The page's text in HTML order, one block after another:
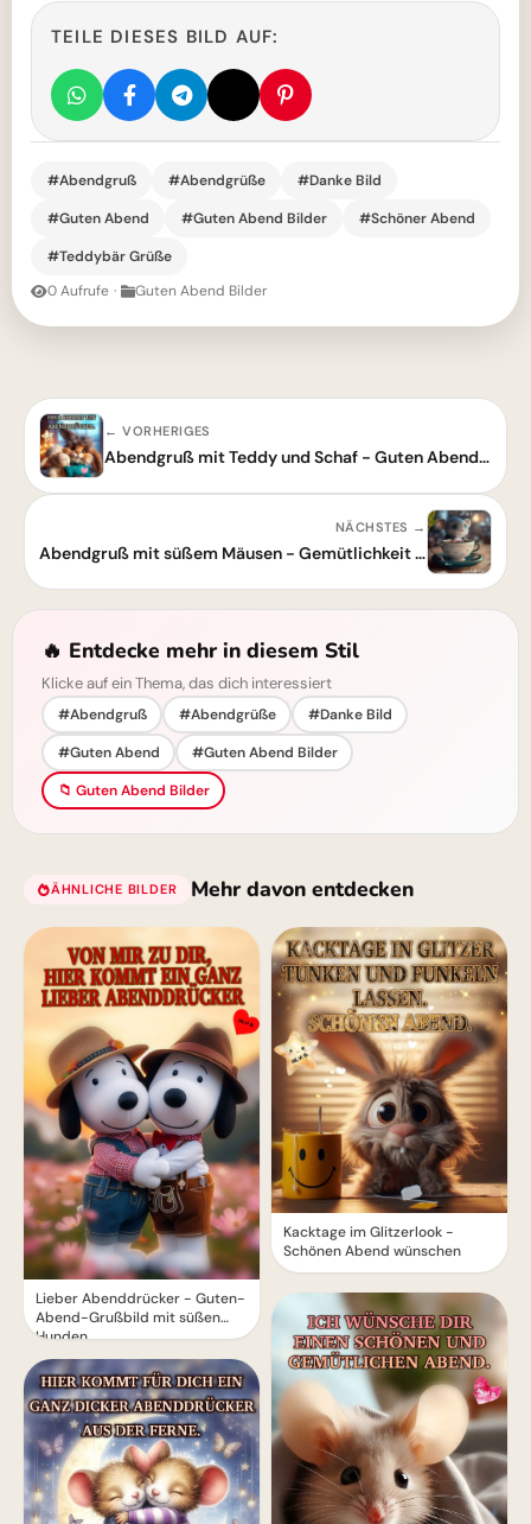
TEILE DIESES BILD AUF:
#Abendgruß #Abendgrüße
#Danke Bild
#Guten Abend
#Guten Abend Bilder
#Schöner Abend
#Teddybär Grüße
0 Aufrufe · Guten Abend Bilder
← VORHERIGES
Abendgruß mit Teddy und Schaf - Guten Abend Wünsche
NÄCHSTES →
Abendgruß mit süßem Mäusen - Gemütlichkeit für einen schönen Abend
🔥 Entdecke mehr in diesem Stil
Klicke auf ein Thema, das dich interessiert
#Abendgruß #Abendgrüße
#Danke Bild
#Guten Abend
#Guten Abend Bilder
📁 Guten Abend Bilder
ÄHNLICHE BILDER Mehr davon entdecken
Lieber Abenddrücker - Guten-
Abend-Grußbild mit süßen
Hunden
Kacktage im Glitzerlook -
Schönen Abend wünschen